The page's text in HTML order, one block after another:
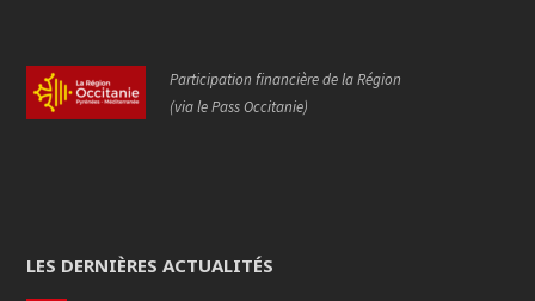
Participation financière de la Région
(via le Pass Occitanie)
LES DERNIÈRES ACTUALITÉS